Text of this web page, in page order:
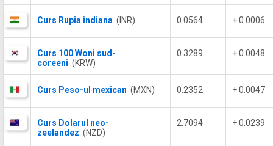
Curs Rupia indiana (INR) 0.0564 + 0.0006
Curs 100 Woni sud-
coreeni (KRW)
0.3289 + 0.0048
Curs Peso-ul mexican (MXN) 0.2352 + 0.0047
Curs Dolarul neo-
zeelandez (NZD)
2.7094 + 0.0239